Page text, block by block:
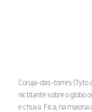
Coruja-das-torres (Tyto
nictitante sobre o globo
e chuva. Fica, na